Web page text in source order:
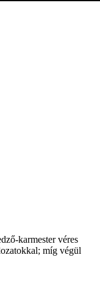
karmester véres
míg végül